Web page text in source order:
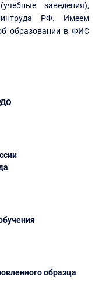
заведения),
РФ. Имеем
образовании в ФИС
образца